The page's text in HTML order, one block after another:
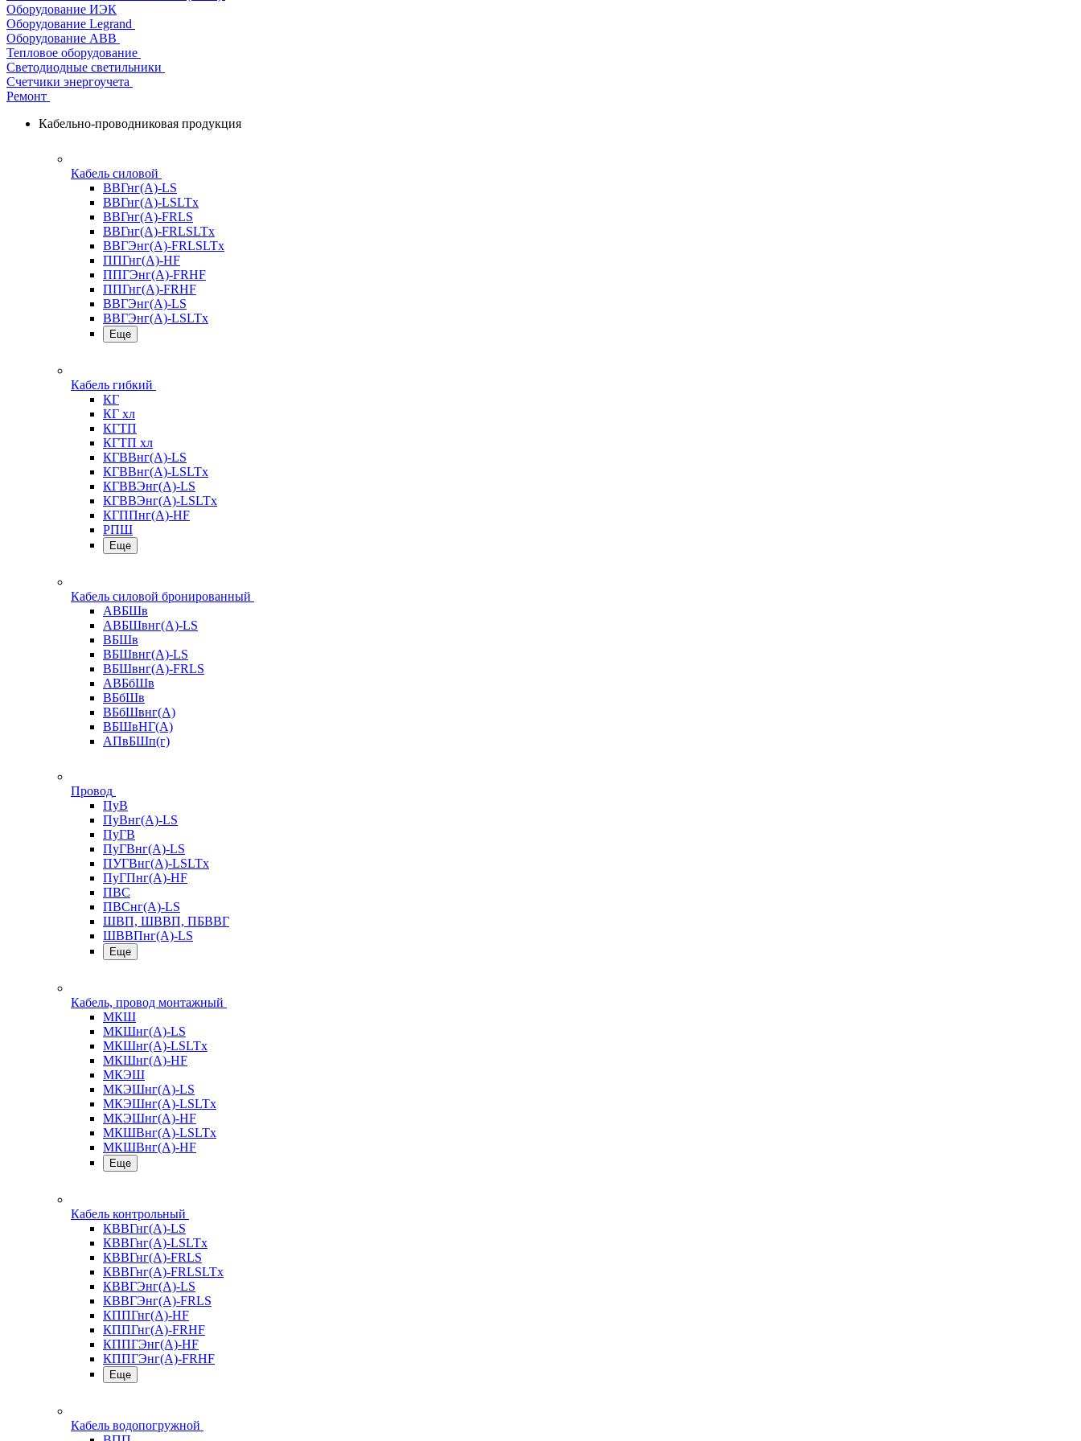
Оборудование ИЭК
Оборудование Legrand
Оборудование АВВ
Тепловое оборудование
Светодиодные светильники
Счетчики энергоучета
Ремонт
Кабельно-проводниковая продукция
Кабель силовой
ВВГнг(А)-LS
ВВГнг(А)-LSLTx
ВВГнг(А)-FRLS
ВВГнг(А)-FRLSLTx
ВВГЭнг(А)-FRLSLTx
ППГнг(А)-HF
ППГЭнг(А)-FRHF
ППГнг(А)-FRHF
ВВГЭнг(А)-LS
ВВГЭнг(А)-LSLTx
Еще
Кабель гибкий
КГ
КГ хл
КГТП
КГТП хл
КГВВнг(А)-LS
КГВВнг(А)-LSLTx
КГВВЭнг(А)-LS
КГВВЭнг(А)-LSLTx
КГППнг(А)-HF
РПШ
Еще
Кабель силовой бронированный
АВБШв
АВБШвнг(А)-LS
ВБШв
ВБШвнг(А)-LS
ВБШвнг(А)-FRLS
АВБбШв
ВБбШв
ВБбШвнг(А)
ВБШвНГ(А)
АПвБШп(г)
Провод
ПуВ
ПуВнг(А)-LS
ПуГВ
ПуГВнг(А)-LS
ПУГВнг(А)-LSLTx
ПуГПнг(А)-HF
ПВС
ПВСнг(А)-LS
ШВП, ШВВП, ПБВВГ
ШВВПнг(А)-LS
Еще
Кабель, провод монтажный
МКШ
МКШнг(А)-LS
МКШнг(А)-LSLTx
МКШнг(А)-HF
МКЭШ
МКЭШнг(А)-LS
МКЭШнг(А)-LSLTx
МКЭШнг(А)-HF
МКШВнг(A)-LSLTx
МКШВнг(А)-HF
Еще
Кабель контрольный
КВВГнг(А)-LS
КВВГнг(А)-LSLTx
КВВГнг(А)-FRLS
КВВГнг(А)-FRLSLTx
КВВГЭнг(А)-LS
КВВГЭнг(А)-FRLS
КППГнг(А)-HF
КППГнг(А)-FRHF
КППГЭнг(А)-HF
КППГЭнг(А)-FRHF
Еще
Кабель водопогружной